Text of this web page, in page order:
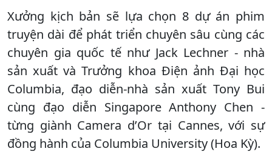
Xưởng kịch bản sẽ lựa chọn 8 dự án phim
truyện dài để phát triển chuyên sâu cùng các
chuyên gia quốc tế như Jack Lechner - nhà
sản xuất và Trưởng khoa Điện ảnh Đại học
Columbia, đạo diễn-nhà sản xuất Tony Bui
cùng đạo diễn Singapore Anthony Chen -
từng giành Camera d’Or tại Cannes, với sự
đồng hành của Columbia University (Hoa Kỳ).